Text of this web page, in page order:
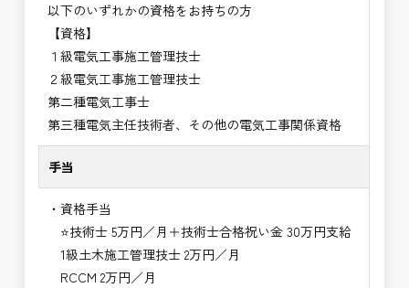
以下のいずれかの資格をお持ちの方
【資格】
１級電気工事施工管理技士
２級電気工事施工管理技士
第二種電気工事士
第三種電気主任技術者、その他の電気工事関係資格
手当
・資格手当
⭐技術士 5万円／月＋技術士合格祝い金 30万円支給
1級土木施工管理技士 2万円／月
RCCM 2万円／月